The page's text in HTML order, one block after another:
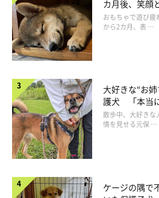
いぬのきもちweb
それでも富士丸はしばらくの間車酔
らいから気がついたら車に乗ってもヨ
くこともなくなった。犬用の酔い止め
ける、こまめに休憩をとるなど、巷で
はひととおり試したが、結果的には「
うに思う。さんざん遊びに行っている
ことが平気になったようだった。
カ月後、笑顔
成長！
おもちゃで遊び
から2カ月、表 …
大好きな“お
護犬 「本当
表情にほっこ
散歩中、大好きな
情を見せる元保 …
ケージの隅で